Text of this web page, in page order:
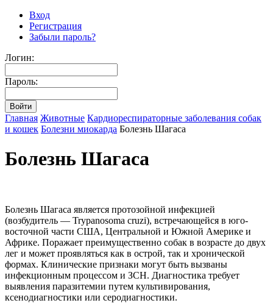
Вход
Регистрация
Забыли пароль?
Логин:
Пароль:
Главная Животные Кардиореспираторные заболевания собак
и кошек Болезни миокарда Болезнь Шагаса
Болезнь Шагаса
Болезнь Шагаса является протозойной инфекцией
(возбудитель — Trypanosoma cruzi), встречающейся в юго-
восточной части США, Центральной и Южной Америке и
Африке. Поражает преимущественно собак в возрасте до двух
лег и может проявляться как в острой, так и хронической
формах. Клинические признаки могут быть вызваны
инфекционным процессом и ЗСН. Диагностика требует
выявления паразитемии путем культивирования,
ксенодиагностики или серодиагностики.